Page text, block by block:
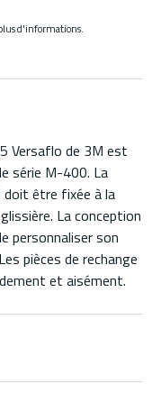
d'informations.
Versaflo de 3M est
série M-400. La
doit être fixée à la
La conception
personnaliser son
pièces de rechange
et aisément.